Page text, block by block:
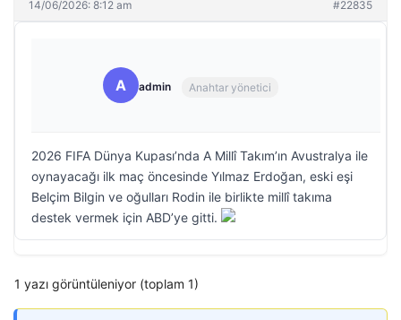
14/06/2026: 8:12 am #22835
A admin Anahtar yönetici
2026 FIFA Dünya Kupası’nda A Millî Takım’ın Avustralya ile
oynayacağı ilk maç öncesinde Yılmaz Erdoğan, eski eşi
Belçim Bilgin ve oğulları Rodin ile birlikte millî takıma
destek vermek için ABD’ye gitti.
1 yazı görüntüleniyor (toplam 1)